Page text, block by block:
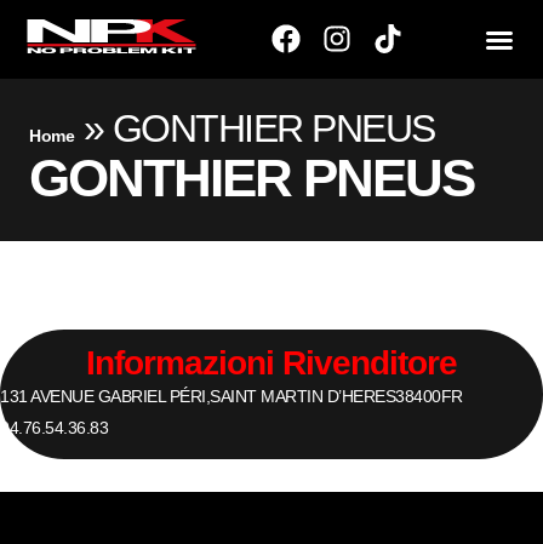
Home» GONTHIER PNEUS
GONTHIER PNEUS
Informazioni Rivenditore
131 AVENUE GABRIEL PÉRI, SAINT MARTIN D’HERES38400FR
04.76.54.36.83